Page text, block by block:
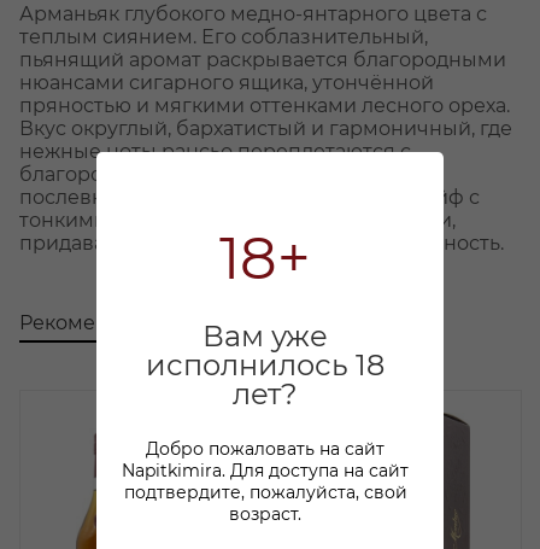
18+
Вам уже
исполнилось 18
лет?
Добро пожаловать на сайт
Napitkimira. Для доступа на сайт
подтвердите, пожалуйста, свой
возраст.
Арманьяк глубокого медно-янтарного цвета с
теплым сиянием. Его соблазнительный,
пьянящий аромат раскрывается благородными
нюансами сигарного ящика, утончённой
пряностью и мягкими оттенками лесного ореха.
Вкус округлый, бархатистый и гармоничный, где
нежные ноты рансьо переплетаются с
благородной глубиной. Долгое, тёплое
послевкусие оставляет изысканный шлейф с
тонкими нюансами абрикосовой косточки,
придавая финалу элегантность и утонченность.
Рекомендуем С этим товаром покупают